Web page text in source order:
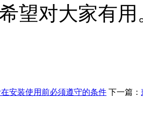
望对大家有用
安装使用前必须遵守的条件 下一篇：